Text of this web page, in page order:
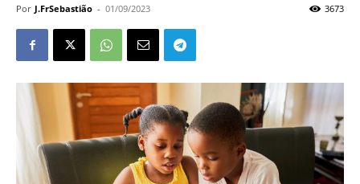
Por J.FrSebastião - 01/09/2023 3673